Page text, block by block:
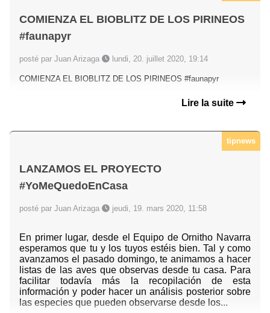
COMIENZA EL BIOBLITZ DE LOS PIRINEOS
#faunapyr
posté par Juan Arizaga lundi, 20. juillet 2020, 19:14
COMIENZA EL BIOBLITZ DE LOS PIRINEOS #faunapyr
Lire la suite
tipnews
LANZAMOS EL PROYECTO
#YoMeQuedoEnCasa
posté par Juan Arizaga jeudi, 19. mars 2020, 11:58
En primer lugar, desde el Equipo de Ornitho Navarra
esperamos que tu y los tuyos estéis bien. Tal y como
avanzamos el pasado domingo, te animamos a hacer
listas de las aves que observas desde tu casa. Para
facilitar todavía más la recopilación de esta
información y poder hacer un análisis posterior sobre
las especies que pueden observarse desde los...